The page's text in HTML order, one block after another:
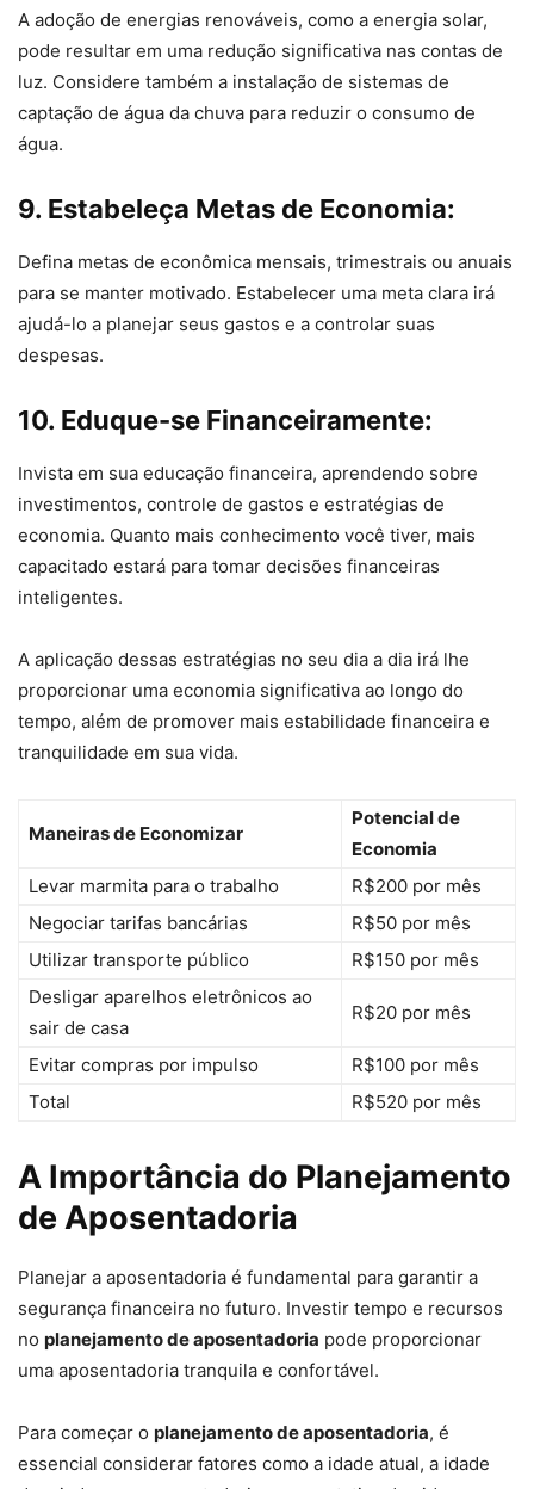
A adoção de energias renováveis, como a energia solar,
pode resultar em uma redução significativa nas contas de
luz. Considere também a instalação de sistemas de
captação de água da chuva para reduzir o consumo de
água.
9. Estabeleça Metas de Economia:
Defina metas de econômica mensais, trimestrais ou anuais
para se manter motivado. Estabelecer uma meta clara irá
ajudá-lo a planejar seus gastos e a controlar suas
despesas.
10. Eduque-se Financeiramente:
Invista em sua educação financeira, aprendendo sobre
investimentos, controle de gastos e estratégias de
economia. Quanto mais conhecimento você tiver, mais
capacitado estará para tomar decisões financeiras
inteligentes.
A aplicação dessas estratégias no seu dia a dia irá lhe
proporcionar uma economia significativa ao longo do
tempo, além de promover mais estabilidade financeira e
tranquilidade em sua vida.
Maneiras de Economizar
Potencial de
Economia
Levar marmita para o trabalho
R$200 por mês
Negociar tarifas bancárias
R$50 por mês
Utilizar transporte público
R$150 por mês
Desligar aparelhos eletrônicos ao
sair de casa
R$20 por mês
Evitar compras por impulso
R$100 por mês
Total
R$520 por mês
A Importância do Planejamento
de Aposentadoria
Planejar a aposentadoria é fundamental para garantir a
segurança financeira no futuro. Investir tempo e recursos
no planejamento de aposentadoria pode proporcionar
uma aposentadoria tranquila e confortável.
Para começar o planejamento de aposentadoria, é
essencial considerar fatores como a idade atual, a idade